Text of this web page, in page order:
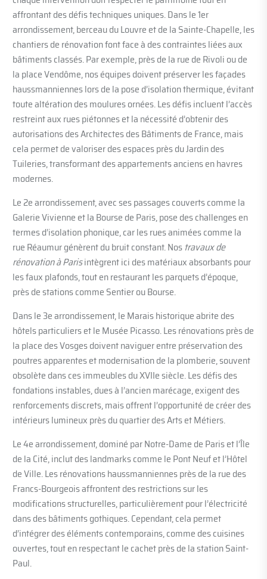
affrontant des défis techniques uniques. Dans le 1er
arrondissement, berceau du Louvre et de la Sainte-Chapelle, les
chantiers de rénovation font face à des contraintes liées aux
bâtiments classés. Par exemple, près de la rue de Rivoli ou de
la place Vendôme, nos équipes doivent préserver les façades
haussmanniennes lors de la pose d’isolation thermique, évitant
toute altération des moulures ornées. Les défis incluent l’accès
restreint aux rues piétonnes et la nécessité d’obtenir des
autorisations des Architectes des Bâtiments de France, mais
cela permet de valoriser des espaces près du Jardin des
Tuileries, transformant des appartements anciens en havres
modernes.
Le 2e arrondissement, avec ses passages couverts comme la
Galerie Vivienne et la Bourse de Paris, pose des challenges en
termes d’isolation phonique, car les rues animées comme la
rue Réaumur génèrent du bruit constant. Nos travaux de
rénovation à Parisintègrent ici des matériaux absorbants pour
les faux plafonds, tout en restaurant les parquets d’époque,
près de stations comme Sentier ou Bourse.
Dans le 3e arrondissement, le Marais historique abrite des
hôtels particuliers et le Musée Picasso. Les rénovations près de
la place des Vosges doivent naviguer entre préservation des
poutres apparentes et modernisation de la plomberie, souvent
obsolète dans ces immeubles du XVIIe siècle. Les défis des
fondations instables, dues à l’ancien marécage, exigent des
renforcements discrets, mais offrent l’opportunité de créer des
intérieurs lumineux près du quartier des Arts et Métiers.
Le 4e arrondissement, dominé par Notre-Dame de Paris et l’Île
de la Cité, inclut des landmarks comme le Pont Neuf et l’Hôtel
de Ville. Les rénovations haussmanniennes près de la rue des
Francs-Bourgeois affrontent des restrictions sur les
modifications structurelles, particulièrement pour l’électricité
dans des bâtiments gothiques. Cependant, cela permet
d’intégrer des éléments contemporains, comme des cuisines
ouvertes, tout en respectant le cachet près de la station Saint-
Paul.